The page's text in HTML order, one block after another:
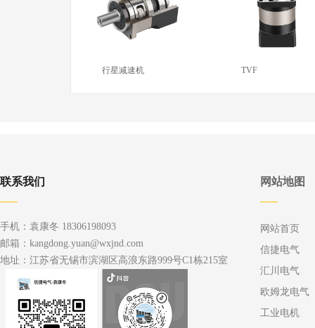
行星减速机 TVF
联系我们
手机：袁康冬 18306198093
邮箱：kangdong.yuan@wxjnd.com
地址：江苏省无锡市滨湖区高浪东路999号C1栋215室
网站地图
网站首页
信捷电气
汇川电气
欧姆龙电气
工业电机